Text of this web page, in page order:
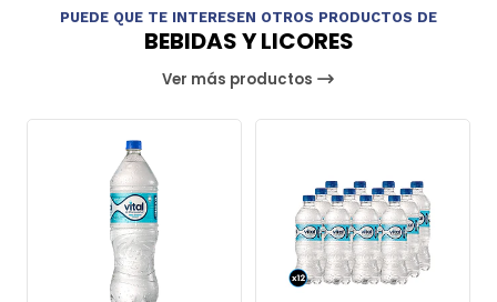
PUEDE QUE TE INTERESEN OTROS PRODUCTOS DE
BEBIDAS Y LICORES
Ver más productos